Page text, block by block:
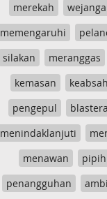
merekah
memengaruhi
silakan
meranggas
kemasan
pengepul
menindaklanjuti
menawan
pipih
penangguhan